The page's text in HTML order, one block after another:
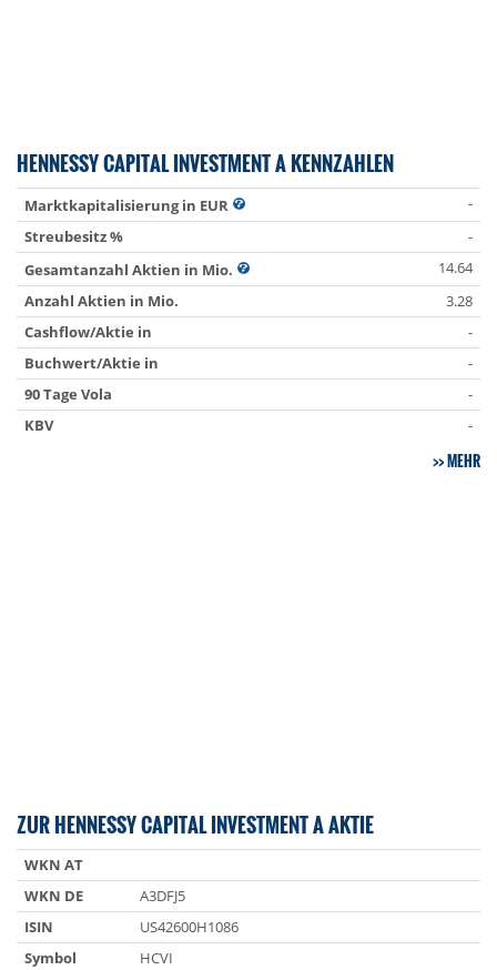
HENNESSY CAPITAL INVESTMENT A KENNZAHLEN
Marktkapitalisierung in EUR
-
Streubesitz %
-
Gesamtanzahl Aktien in Mio.
14.64
Anzahl Aktien in Mio.
3.28
Cashflow/Aktie in
-
Buchwert/Aktie in
-
90 Tage Vola
-
KBV
-
MEHR
ZUR HENNESSY CAPITAL INVESTMENT A AKTIE
WKN AT
WKN DE
A3DFJ5
ISIN
US42600H1086
Symbol
HCVI